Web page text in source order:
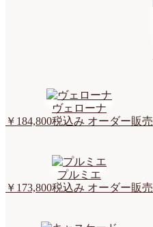
ヴェローナ
￥184,800税込み オーダー販売
プルミエ
￥173,800税込み オーダー販売